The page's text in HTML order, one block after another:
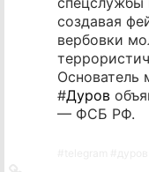
создавая
вербовки
Основатель
#Дуров
— ФСБ РФ.